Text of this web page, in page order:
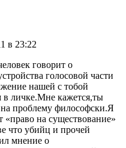
в 23:22
говорит о
голосовой части
нашей с тобой
в личке.Мне кажется,ты
проблему философски.Я
«право на существование»
что убийц и прочей
мнение о